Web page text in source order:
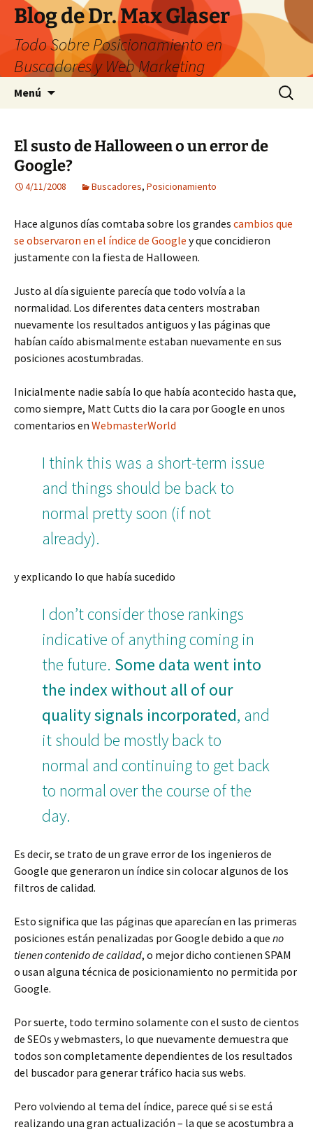
Saltar
contenido
Blog de Dr. Max Glaser
Todo Sobre Posicionamiento en
Buscadores y Web Marketing
Menú Buscar:
El susto de Halloween o un error de
Google?
4/11/2008 Buscadores, Posicionamiento
Hace algunos días comtaba sobre los grandes cambios que
se observaron en el índice de Google y que concidieron
justamente con la fiesta de Halloween.
Justo al día siguiente parecía que todo volvía a la
normalidad. Los diferentes data centers mostraban
nuevamente los resultados antiguos y las páginas que
habían caído abismalmente estaban nuevamente en sus
posiciones acostumbradas.
Inicialmente nadie sabía lo que había acontecido hasta que,
como siempre, Matt Cutts dio la cara por Google en unos
comentarios en WebmasterWorld
I think this was a short-term issue
and things should be back to
normal pretty soon (if not
already).
y explicando lo que había sucedido
I don’t consider those rankings
indicative of anything coming in
the future. Some data went into
the index without all of our
quality signals incorporated, and
it should be mostly back to
normal and continuing to get back
to normal over the course of the
day.
Es decir, se trato de un grave error de los ingenieros de
Google que generaron un índice sin colocar algunos de los
filtros de calidad.
Esto significa que las páginas que aparecían en las primeras
posiciones están penalizadas por Google debido a que no
tienen contenido de calidad, o mejor dicho contienen SPAM
o usan alguna técnica de posicionamiento no permitida por
Google.
Por suerte, todo termino solamente con el susto de cientos
de SEOs y webmasters, lo que nuevamente demuestra que
todos son completamente dependientes de los resultados
del buscador para generar tráfico hacia sus webs.
Pero volviendo al tema del índice, parece qué si se está
realizando una gran actualización – la que se acostumbra a